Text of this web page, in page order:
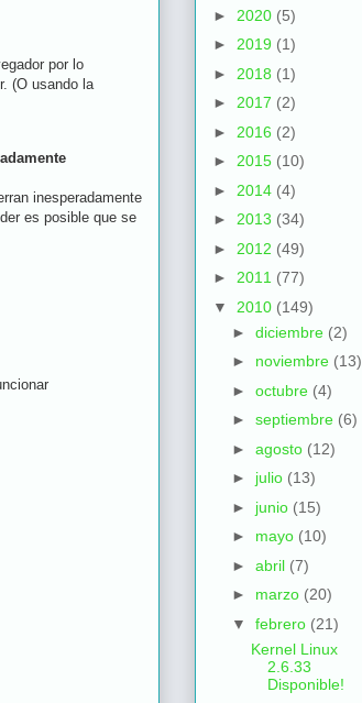
por lo
(O usando la
inesperadamente
es posible que se
► 2020 (5)
► 2019 (1)
► 2018 (1)
► 2017 (2)
► 2016 (2)
► 2015 (10)
► 2014 (4)
► 2013 (34)
► 2012 (49)
► 2011 (77)
▼ 2010 (149)
► diciembre (2)
► noviembre (13)
► octubre (4)
► septiembre (6)
► agosto (12)
► julio (13)
► junio (15)
► mayo (10)
► abril (7)
► marzo (20)
▼ febrero (21)
Kernel Linux
2.6.33
Disponible!